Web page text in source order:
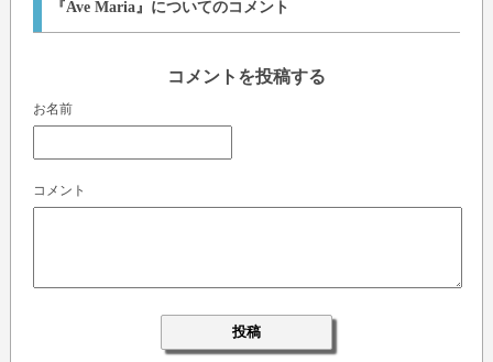
『Ave Maria』についてのコメント
コメントを投稿する
お名前
コメント